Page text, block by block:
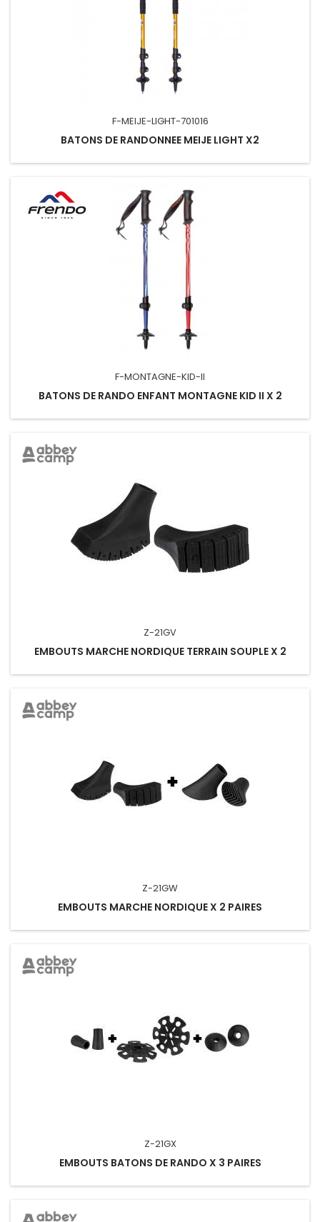
F-MEIJE-LIGHT-701016
BATONS DE RANDONNEE MEIJE LIGHT X2
F-MONTAGNE-KID-II
BATONS DE RANDO ENFANT MONTAGNE KID II X 2
Z-21GV
EMBOUTS MARCHE NORDIQUE TERRAIN SOUPLE X 2
Z-21GW
EMBOUTS MARCHE NORDIQUE X 2 PAIRES
Z-21GX
EMBOUTS BATONS DE RANDO X 3 PAIRES